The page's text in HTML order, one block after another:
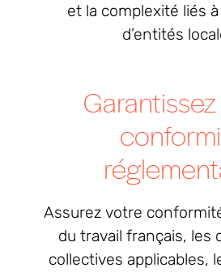
et la complexité liés
d’entités
Assurez votre
du travail français, les
collectives applicables,